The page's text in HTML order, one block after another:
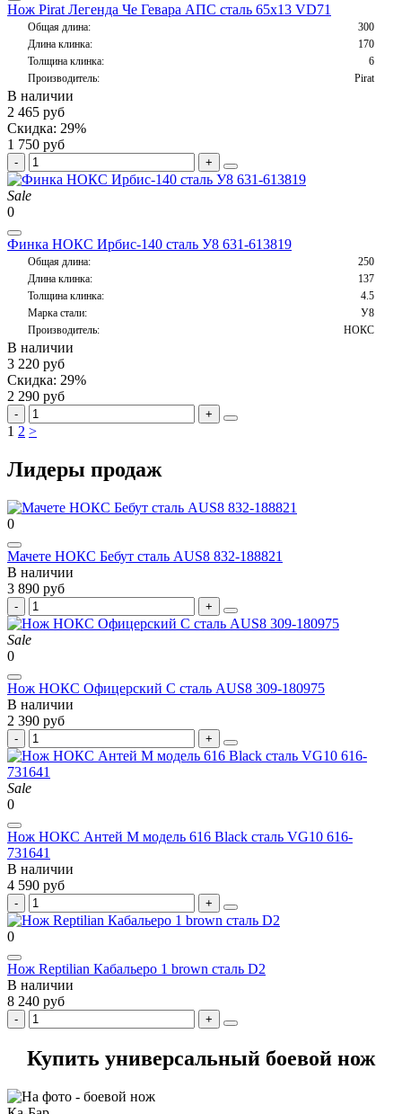
Нож Pirat Легенда Че Гевара АПС сталь 65х13 VD71
Общая длина:
300
Длина клинка:
170
Толщина клинка:
6
Производитель:
Pirat
В наличии
2 465 руб
Скидка: 29%
1 750 руб
Sale
0
Финка НОКС Ирбис-140 сталь У8 631-613819
Общая длина:
250
Длина клинка:
137
Толщина клинка:
4.5
Марка стали:
У8
Производитель:
НОКС
В наличии
3 220 руб
Скидка: 29%
2 290 руб
1 2 >
Лидеры продаж
0
Мачете НОКС Бебут сталь AUS8 832-188821
В наличии
3 890 руб
Sale
0
Нож НОКС Офицерский С сталь AUS8 309-180975
В наличии
2 390 руб
Sale
0
Нож НОКС Антей М модель 616 Black сталь VG10 616-
731641
В наличии
4 590 руб
0
Нож Reptilian Кабальеро 1 brown сталь D2
В наличии
8 240 руб
Купить универсальный боевой нож